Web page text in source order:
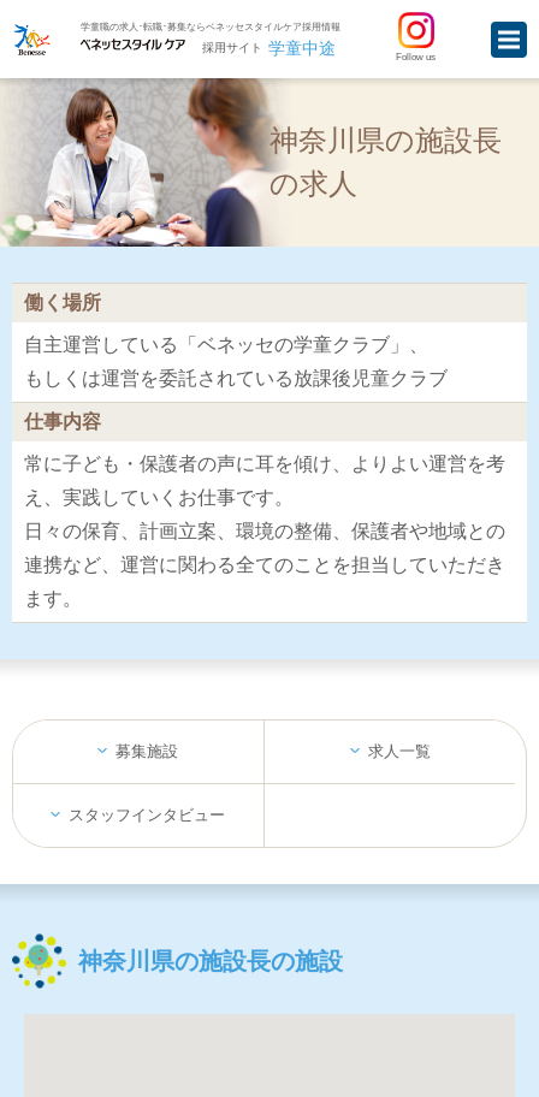
学童職の求人･転職･募集ならベネッセスタイルケア採用情報
採用サイト 学童中途 Follow us
神奈川県の施設長
の求人
働く場所
自主運営している「ベネッセの学童クラブ」、
もしくは運営を委託されている放課後児童クラブ
仕事内容
常に子ども・保護者の声に耳を傾け、よりよい運営を考
え、実践していくお仕事です。
日々の保育、計画立案、環境の整備、保護者や地域との
連携など、運営に関わる全てのことを担当していただき
ます。
募集施設 求人一覧
スタッフインタビュー
神奈川県の施設長の施設